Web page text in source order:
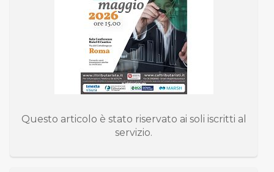
Questo articolo è stato riservato ai soli iscritti al
servizio.